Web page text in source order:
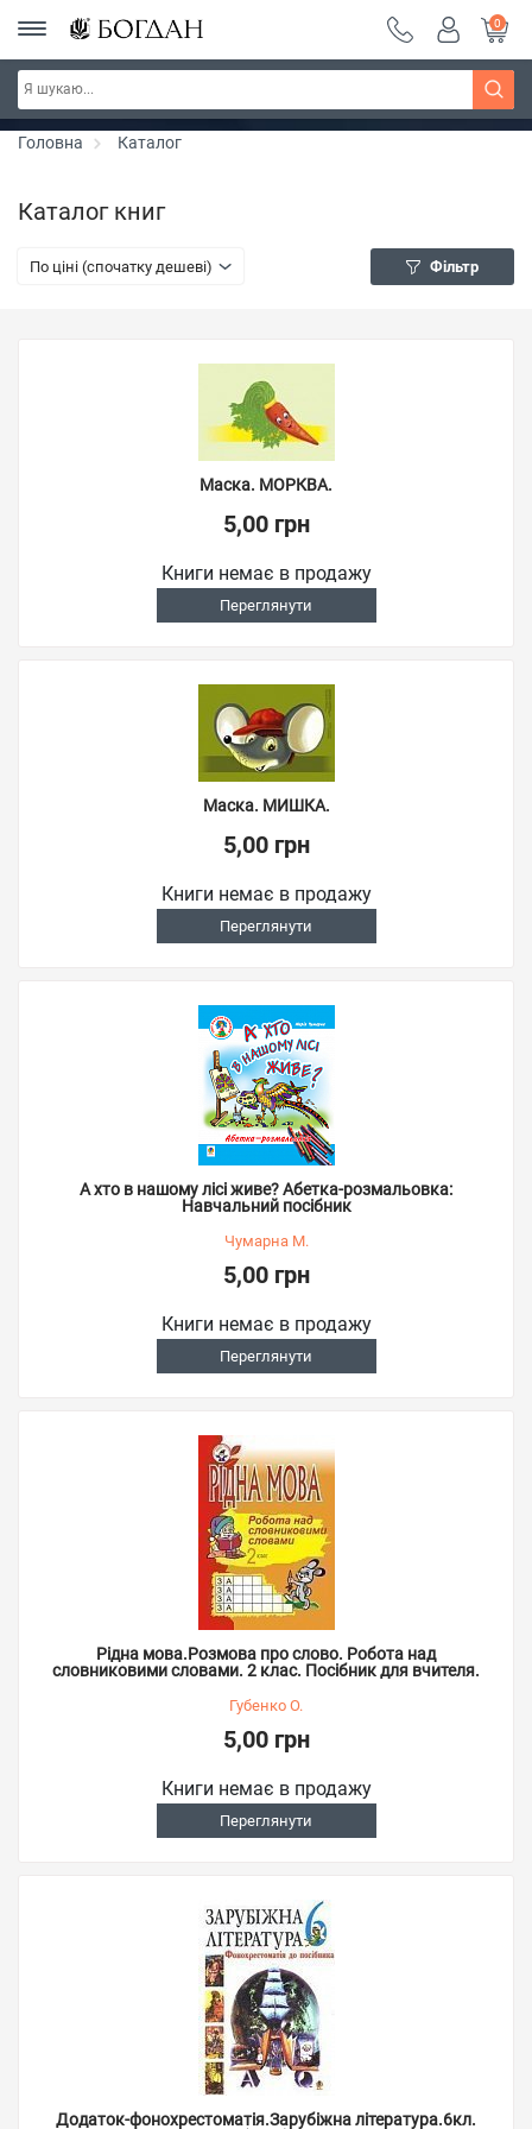
РОЗПРОДАЖ ~ 150 грн ~ 200 грн ~ 250 грн ~
300 грн ~ РОЗПРОДАЖ
Дізнатись більше
0
Головна Каталог
Каталог книг
По ціні (спочатку дешеві) Фільтр
Маска. МОРКВА.
5,00 грн
Книги немає в продажу
Переглянути
Маска. МИШКА.
5,00 грн
Книги немає в продажу
Переглянути
А хто в нашому лісі живе? Абетка-розмальовка:
Навчальний посібник
Чумарна М.
5,00 грн
Книги немає в продажу
Переглянути
Рідна мова.Розмова про слово. Робота над
словниковими словами. 2 клас. Посібник для вчителя.
Губенко О.
5,00 грн
Книги немає в продажу
Переглянути
Додаток-фонохрестоматія.Зарубіжна література.6кл.